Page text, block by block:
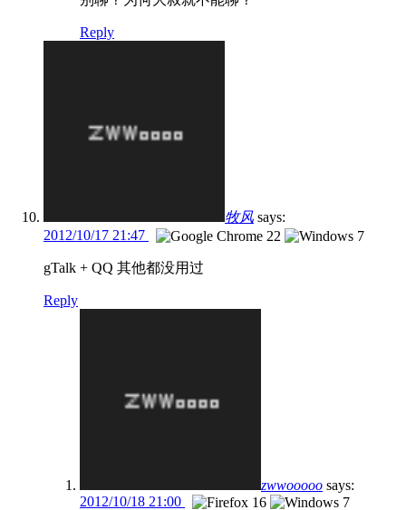
Reply
牧风 says:
2012/10/17 21:47
gTalk + QQ 其他都没用过
Reply
zwwooooo says:
2012/10/18 21:00